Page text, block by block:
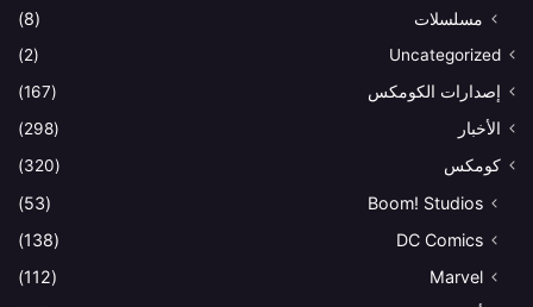
مسلسلات
(8)
Uncategorized
(2)
إصدارات الكومكس
(167)
الأخبار
(298)
كومكس
(320)
Boom! Studios
(53)
DC Comics
(138)
Marvel
(112)